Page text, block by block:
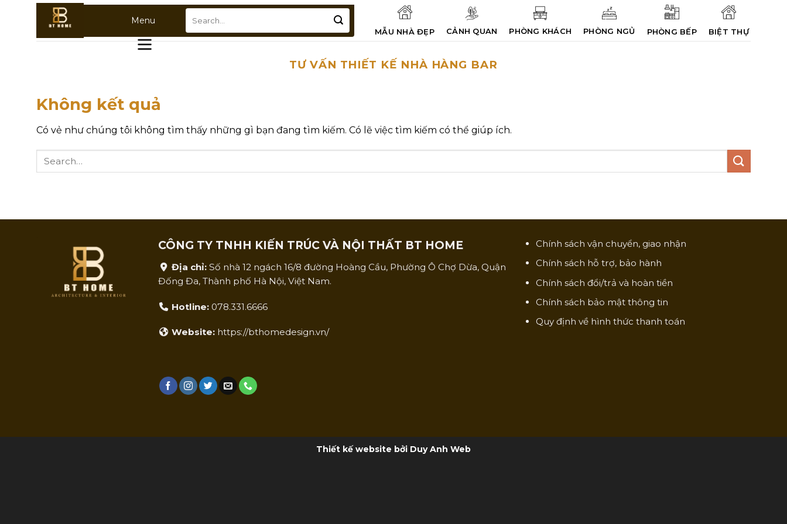
Chuyển
Menu
for:
MẪU NHÀ ĐẸP CẢNH QUAN PHÒNG KHÁCH PHÒNG NGỦ PHÒNG BẾP BIỆT THỰ
TƯ VẤN THIẾT KẾ NHÀ HÀNG BAR
Không kết quả
Có vẻ như chúng tôi không tìm thấy những gì bạn đang tìm kiếm. Có lẽ việc tìm kiếm có thể giúp ích.
CÔNG TY TNHH KIẾN TRÚC VÀ NỘI THẤT BT HOME
Địa chỉ:Số nhà 12 ngách 16/8 đường Hoàng Cầu, Phường Ô Chợ Dừa, Quận
Đống Đa, Thành phố Hà Nội, Việt Nam.
Hotline:078.331.6666
Website: https://bthomedesign.vn/
Chính sách vận chuyển, giao nhận
Chính sách hỗ trợ, bảo hành
Chính sách đổi/trả và hoàn tiền
Chính sách bảo mật thông tin
Quy định về hình thức thanh toán
Thiết kế website bởi Duy Anh Web